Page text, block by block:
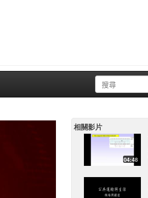
相關影片
04:48